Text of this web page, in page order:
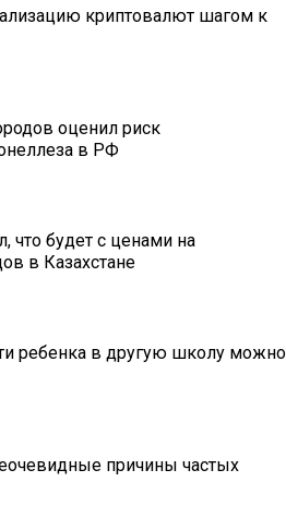
криптовалют шагом к
оценил риск
в РФ
что будет с ценами на
в Казахстане
ребенка в другую школу можно
причины частых